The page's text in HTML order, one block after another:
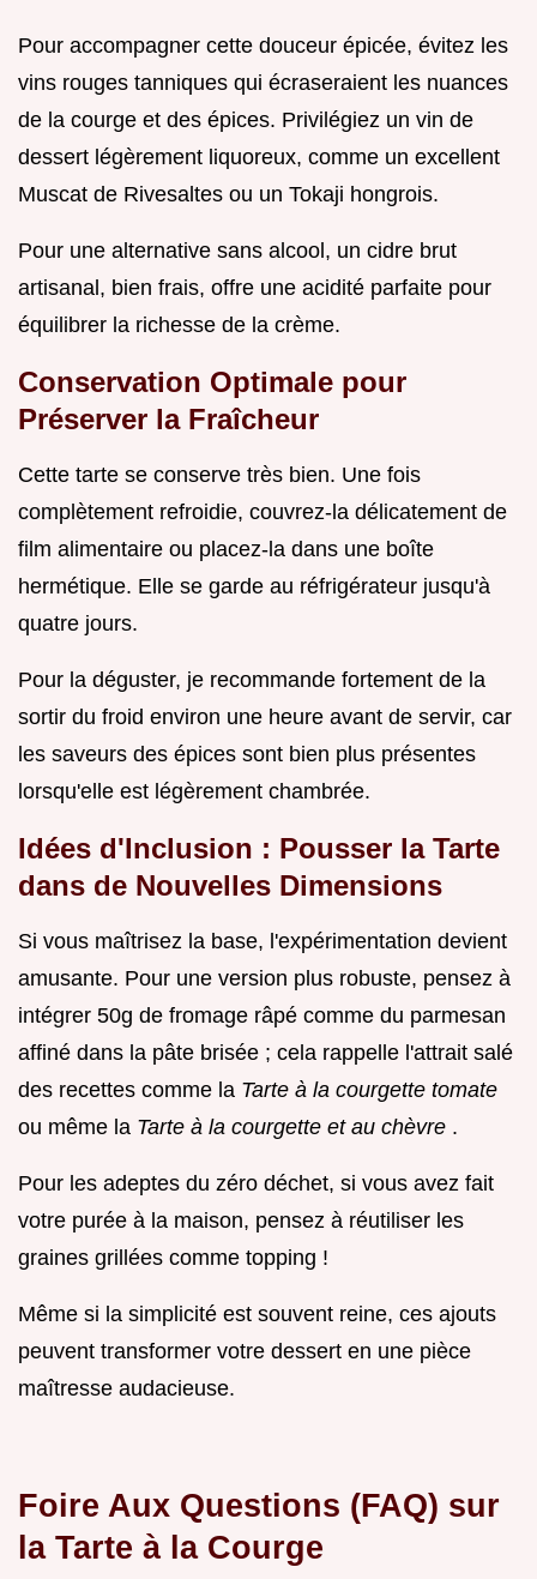
Pour accompagner cette douceur épicée, évitez les
vins rouges tanniques qui écraseraient les nuances
de la courge et des épices. Privilégiez un vin de
dessert légèrement liquoreux, comme un excellent
Muscat de Rivesaltes ou un Tokaji hongrois.
Pour une alternative sans alcool, un cidre brut
artisanal, bien frais, offre une acidité parfaite pour
équilibrer la richesse de la crème.
Conservation Optimale pour
Préserver la Fraîcheur
Cette tarte se conserve très bien. Une fois
complètement refroidie, couvrez-la délicatement de
film alimentaire ou placez-la dans une boîte
hermétique. Elle se garde au réfrigérateur jusqu'à
quatre jours.
Pour la déguster, je recommande fortement de la
sortir du froid environ une heure avant de servir, car
les saveurs des épices sont bien plus présentes
lorsqu'elle est légèrement chambrée.
Idées d'Inclusion : Pousser la Tarte
dans de Nouvelles Dimensions
Si vous maîtrisez la base, l'expérimentation devient
amusante. Pour une version plus robuste, pensez à
intégrer 50g de fromage râpé comme du parmesan
affiné dans la pâte brisée ; cela rappelle l'attrait salé
des recettes comme la Tarte à la courgette tomate
ou même la Tarte à la courgette et au chèvre .
Pour les adeptes du zéro déchet, si vous avez fait
votre purée à la maison, pensez à réutiliser les
graines grillées comme topping !
Même si la simplicité est souvent reine, ces ajouts
peuvent transformer votre dessert en une pièce
maîtresse audacieuse.
Foire Aux Questions (FAQ) sur
la Tarte à la Courge